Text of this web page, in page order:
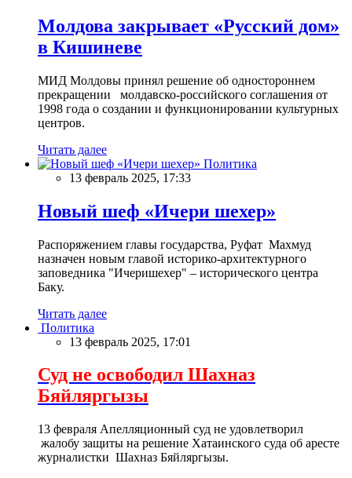
Молдова закрывает «Русский дом»
в Кишиневе
МИД Молдовы принял решение об одностороннем
прекращении молдавско-российского соглашения от
1998 года о создании и функционировании культурных
центров.
Читать далее
Политика
13 февраль 2025, 17:33
Новый шеф «Ичери шехер»
Распоряжением главы государства, Руфат Махмуд
назначен новым главой историко-архитектурного
заповедника "Ичеришехер" – исторического центра
Баку.
Читать далее
Политика
13 февраль 2025, 17:01
Суд не освободил Шахназ
Бяйляргызы
13 февраля Апелляционный суд не удовлетворил
жалобу защиты на решение Хатаинского суда об аресте
журналистки Шахназ Бяйляргызы.